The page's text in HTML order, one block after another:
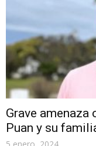
Grave amenaza
Puan y su